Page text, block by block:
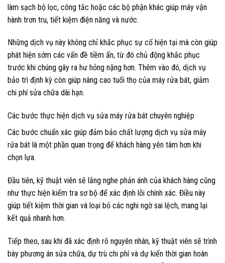
làm sạch bộ lọc, công tắc hoặc các bộ phận khác giúp máy vận
hành trơn tru, tiết kiệm điện năng và nước.
Những dịch vụ này không chỉ khắc phục sự cố hiện tại mà còn giúp
phát hiện sớm các vấn đề tiềm ẩn, từ đó chủ động khắc phục
trước khi chúng gây ra hư hỏng nặng hơn. Thêm vào đó, dịch vụ
bảo trì định kỳ còn giúp nâng cao tuổi thọ của máy rửa bát, giảm
chi phí sửa chữa dài hạn.
Các bước thực hiện dịch vụ sửa máy rửa bát chuyên nghiệp
Các bước chuẩn xác giúp đảm bảo chất lượng dịch vụ sửa máy
rửa bát là một phần quan trọng để khách hàng yên tâm hơn khi
chọn lựa.
Đầu tiên, kỹ thuật viên sẽ lắng nghe phản ánh của khách hàng cũng
như thực hiện kiểm tra sơ bộ để xác định lỗi chính xác. Điều này
giúp tiết kiệm thời gian và loại bỏ các nghi ngờ sai lệch, mang lại
kết quả nhanh hơn.
Tiếp theo, sau khi đã xác định rõ nguyên nhân, kỹ thuật viên sẽ trình
bày phương án sửa chữa, dự trù chi phí và dự kiến thời gian hoàn